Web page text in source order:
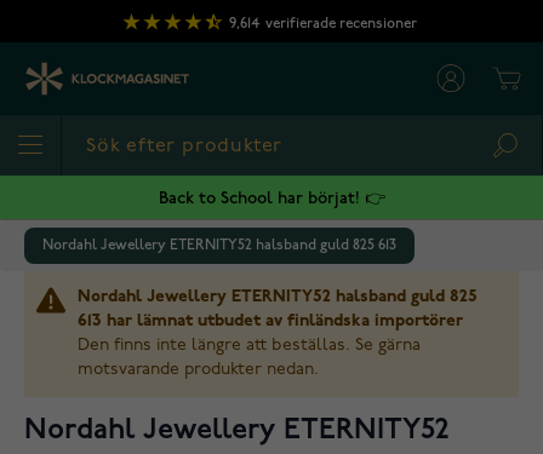
Hoppa till innehållet
9,614 verifierade recensioner
Back to School har börjat! 👉
Nordahl Jewellery ETERNITY52 halsband guld 825 613
Nordahl Jewellery ETERNITY52 halsband guld 825
613 har lämnat utbudet av finländska importörer
Den finns inte längre att beställas. Se gärna
motsvarande produkter nedan.
Nordahl Jewellery ETERNITY52